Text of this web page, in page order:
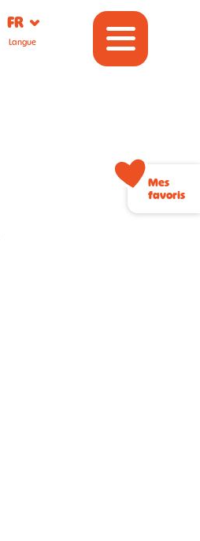
FR
Langue
Mes
favoris